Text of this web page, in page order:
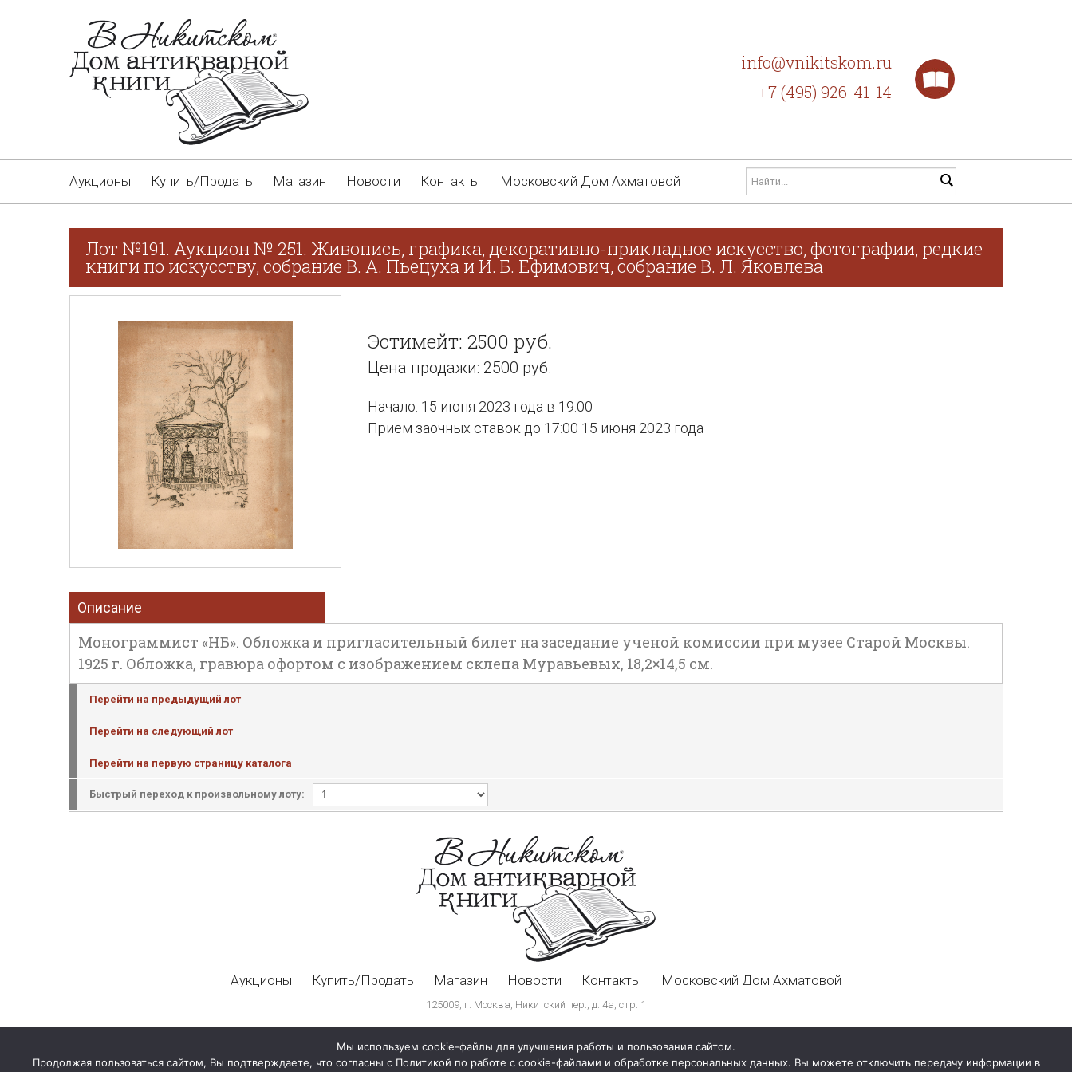
info@vnikitskom.ru
+7 (495) 926-41-14
Аукционы Купить/Продать Магазин Новости Контакты Московский Дом Ахматовой
Лот №191. Аукцион № 251. Живопись, графика, декоративно-прикладное искусство, фотографии, редкие
книги по искусству, собрание В. А. Пьецуха и И. Б. Ефимович, собрание В. Л. Яковлева
Эстимейт: 2500 руб.
Цена продажи: 2500 руб.
Начало: 15 июня 2023 года в 19:00
Прием заочных ставок до 17:00 15 июня 2023 года
Описание
Монограммист «НБ». Обложка и пригласительный билет на заседание ученой комиссии при музее Старой Москвы.
1925 г. Обложка, гравюра офортом с изображением склепа Муравьевых, 18,2×14,5 см.
Перейти на предыдущий лот
Перейти на следующий лот
Перейти на первую страницу каталога
Быстрый переход к произвольному лоту:
Аукционы Купить/Продать Магазин Новости Контакты Московский Дом Ахматовой
125009, г. Москва, Никитский пер., д. 4а, стр. 1
Мы используем cookie-файлы для улучшения работы и пользования сайтом.
Продолжая пользоваться сайтом, Вы подтверждаете, что согласны с Политикой по работе с cookie-файлами и обработке персональных данных. Вы можете отключить передачу информации в